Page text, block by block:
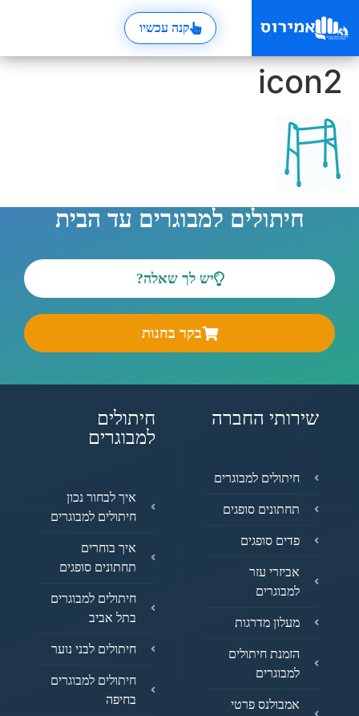
קנה עכשיו
icon2
חיתולים למבוגרים עד הבית
יש לך שאלה?
בקר בחנות
שירותי החברה
חיתולים למבוגרים
תחתונים סופגים
פדים סופגים
אביזרי עזר
למבוגרים
מעלון מדרגות
הזמנת חיתולים
למבוגרים
אמבולנס פרטי
חיתולים
למבוגרים
איך לבחור נכון
חיתולים למבוגרים
איך בוחרים
תחתונים סופגים
חיתולים למבוגרים
בתל אביב
חיתולים לבני נוער
חיתולים למבוגרים
בחיפה